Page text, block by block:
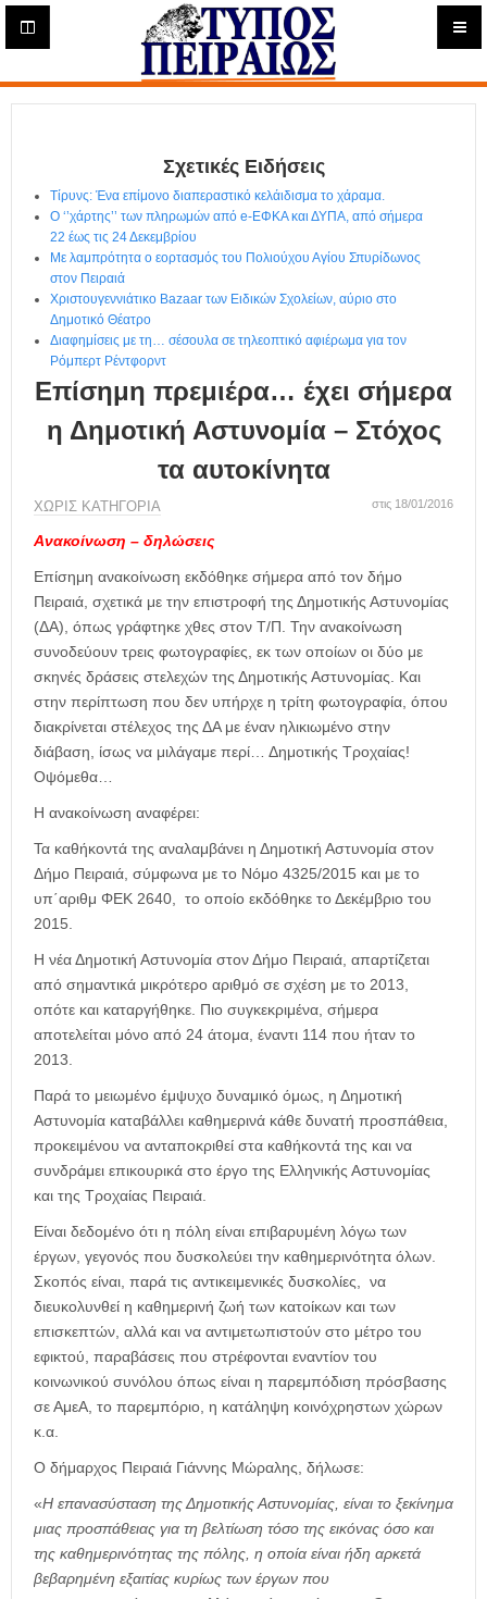
Η
ε
ρ
Σχετικές Ειδήσεις
Τίρυνς: Ένα επίμονο διαπεραστικό κελάιδισμα το χάραμα.
Ο ‘’χάρτης’’ των πληρωμών από e-ΕΦΚΑ και ΔΥΠΑ, από σήμερα
22 έως τις 24 Δεκεμβρίου
Με λαμπρότητα ο εορτασμός του Πολιούχου Αγίου Σπυρίδωνος
στον Πειραιά
Χριστουγεννιάτικο Bazaar των Ειδικών Σχολείων, αύριο στο
Δημοτικό Θέατρο
Διαφημίσεις με τη… σέσουλα σε τηλεοπτικό αφιέρωμα για τον
Ρόμπερτ Ρέντφορντ
Επίσημη πρεμιέρα… έχει σήμερα
η Δημοτική Αστυνομία – Στόχος
τα αυτοκίνητα
ΧΩΡΊΣ ΚΑΤΗΓΟΡΊΑ στις 18/01/2016
Ανακοίνωση – δηλώσεις
Επίσημη ανακοίνωση εκδόθηκε σήμερα από τον δήμο
Πειραιά, σχετικά με την επιστροφή της Δημοτικής Αστυνομίας
(ΔΑ), όπως γράφτηκε χθες στον Τ/Π. Την ανακοίνωση
συνοδεύουν τρεις φωτογραφίες, εκ των οποίων οι δύο με
σκηνές δράσεις στελεχών της Δημοτικής Αστυνομίας. Και
στην περίπτωση που δεν υπήρχε η τρίτη φωτογραφία, όπου
διακρίνεται στέλεχος της ΔΑ με έναν ηλικιωμένο στην
διάβαση, ίσως να μιλάγαμε περί… Δημοτικής Τροχαίας!
Οψόμεθα…
Η ανακοίνωση αναφέρει:
Τα καθήκοντά της αναλαμβάνει η Δημοτική Αστυνομία στον
Δήμο Πειραιά, σύμφωνα με το Νόμο 4325/2015 και με το
υπ΄αριθμ ΦΕΚ 2640, το οποίο εκδόθηκε το Δεκέμβριο του
2015.
Η νέα Δημοτική Αστυνομία στον Δήμο Πειραιά, απαρτίζεται
από σημαντικά μικρότερο αριθμό σε σχέση με το 2013,
οπότε και καταργήθηκε. Πιο συγκεκριμένα, σήμερα
αποτελείται μόνο από 24 άτομα, έναντι 114 που ήταν το
2013.
Παρά το μειωμένο έμψυχο δυναμικό όμως, η Δημοτική
Αστυνομία καταβάλλει καθημερινά κάθε δυνατή προσπάθεια,
προκειμένου να ανταποκριθεί στα καθήκοντά της και να
συνδράμει επικουρικά στο έργο της Ελληνικής Αστυνομίας
και της Τροχαίας Πειραιά.
Είναι δεδομένο ότι η πόλη είναι επιβαρυμένη λόγω των
έργων, γεγονός που δυσκολεύει την καθημερινότητα όλων.
Σκοπός είναι, παρά τις αντικειμενικές δυσκολίες, να
διευκολυνθεί η καθημερινή ζωή των κατοίκων και των
επισκεπτών, αλλά και να αντιμετωπιστούν στο μέτρο του
εφικτού, παραβάσεις που στρέφονται εναντίον του
κοινωνικού συνόλου όπως είναι η παρεμπόδιση πρόσβασης
σε ΑμεΑ, το παρεμπόριο, η κατάληψη κοινόχρηστων χώρων
κ.α.
Ο δήμαρχος Πειραιά Γιάννης Μώραλης, δήλωσε:
«Η επανασύσταση της Δημοτικής Αστυνομίας, είναι το ξεκίνημα
μιας προσπάθειας για τη βελτίωση τόσο της εικόνας όσο και
της καθημερινότητας της πόλης, η οποία είναι ήδη αρκετά
βεβαρημένη εξαιτίας κυρίως των έργων που